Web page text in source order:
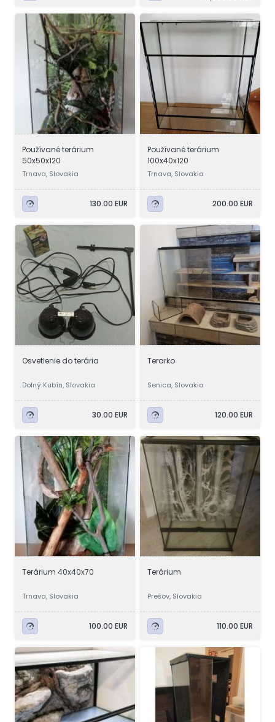
Používané terárium
50x50x120
Trnava, Slovakia
130.00 EUR
Používané terárium
100x40x120
Trnava, Slovakia
200.00 EUR
Osvetlenie do terária
Dolný Kubín, Slovakia
30.00 EUR
Terarko
Senica, Slovakia
120.00 EUR
Terárium 40x40x70
Trnava, Slovakia
100.00 EUR
Terárium
Prešov, Slovakia
110.00 EUR